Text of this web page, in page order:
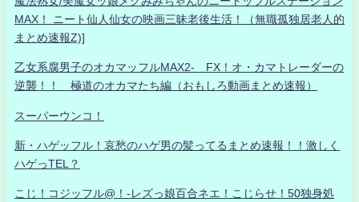
MAX！ ニート仙人仙女の映画三昧老後生活！（無職孤独居老人的
まとめ速報Z)]
乙女系腐男子のオカマッフルMAX2- FX！オ・カマトレーダーの
逆襲！！ 極道のオカマたち編（おもしろ動画まとめ速報）
スーパーウンコ！
新・ハゲッフル！哀愁のハゲ男の髪ってるまとめ速報！！激しく
ハゲっTEL？
こじ！コジッフル@！-レズっ娘百合ネエ！こじらせ！50独身処